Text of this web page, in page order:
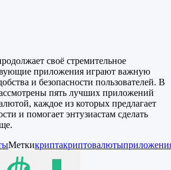
своё стремительное
приложения играют важную
и безопасности пользователей. В
пять лучших приложений
каждое из которых предлагает
и помогает энтузиастам сделать
Меткикриптакриптовалюты